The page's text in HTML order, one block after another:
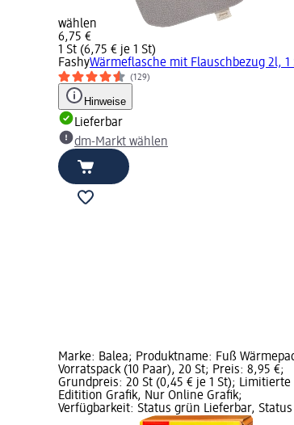
wählen
6,75 €
1 St (6,75 € je 1 St)
FashyWärmeflasche mit Flauschbezug 2l, 1
(129)
Hinweise
Lieferbar
dm-Markt wählen
Marke: Balea; Produktname: Fuß
Vorratspack (10 Paar), 20 St; Preis: 8,95 €;
Grundpreis: 20 St (0,45 € je 1 St); Limitierte
Editition Grafik, Nur Online Grafik;
Verfügbarkeit: Status grün Lieferbar,